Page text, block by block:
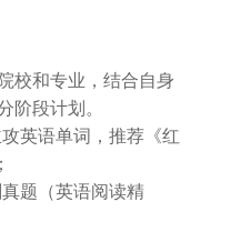
和专业，结合自身
阶段计划。
英语单词，推荐《红
题（英语阅读精